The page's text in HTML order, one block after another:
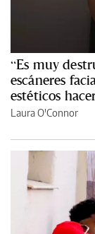
“Es muy
escáneres
estéticos
Laura O'Connor